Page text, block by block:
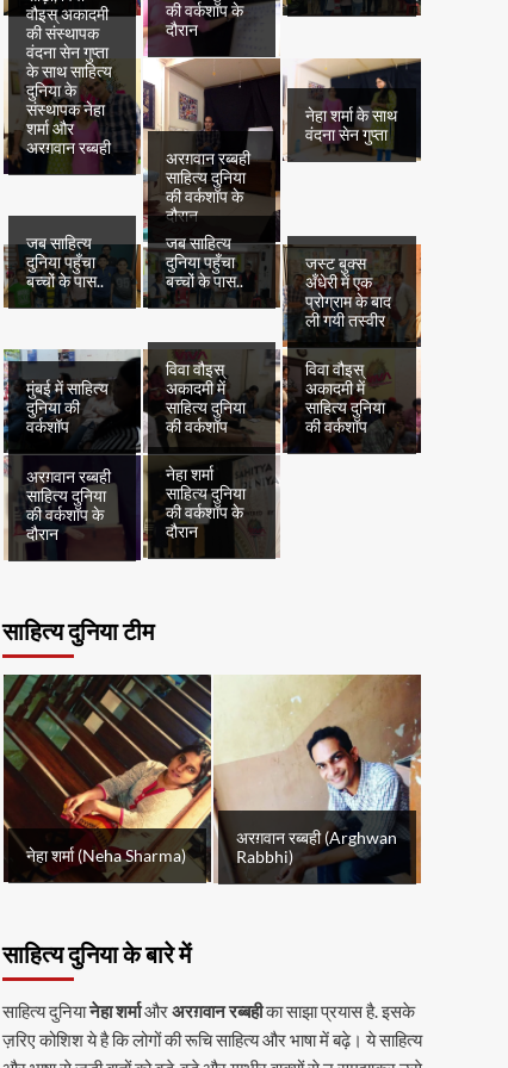
की वर्कशॉप के
दौरान
वौइस् अकादमी
की संस्थापक
वंदना सेन गुप्ता
के साथ साहित्य
दुनिया के
संस्थापक नेहा
शर्मा और
अरग़वान रब्बही
अरग़वान रब्बही
साहित्य दुनिया
की वर्कशॉप के
दौरान
नेहा शर्मा के साथ
वंदना सेन गुप्ता
जब साहित्य
दुनिया पहुँचा
बच्चों के पास..
जब साहित्य
दुनिया पहुँचा
बच्चों के पास..
जस्ट बुक्स
अँधेरी में एक
प्रोग्राम के बाद
ली गयी तस्वीर
मुंबई में साहित्य
दुनिया की
वर्कशॉप
विवा वौइस्
अकादमी में
साहित्य दुनिया
की वर्कशॉप
विवा वौइस्
अकादमी में
साहित्य दुनिया
की वर्कशॉप
अरग़वान रब्बही
साहित्य दुनिया
की वर्कशॉप के
दौरान
नेहा शर्मा
साहित्य दुनिया
की वर्कशॉप के
दौरान
साहित्य दुनिया टीम
नेहा शर्मा (Neha Sharma)
अरग़वान रब्बही (Arghwan
Rabbhi)
साहित्य दुनिया के बारे में
साहित्य दुनियानेहा शर्माऔरअरग़वान रब्बहीका साझा प्रयास है. इसके
ज़रिए कोशिश ये है कि लोगों की रूचि साहित्य और भाषा में बढ़े। ये साहित्य